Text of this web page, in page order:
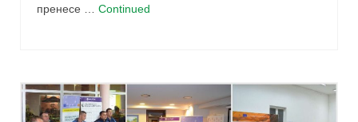
пренесе … Continued